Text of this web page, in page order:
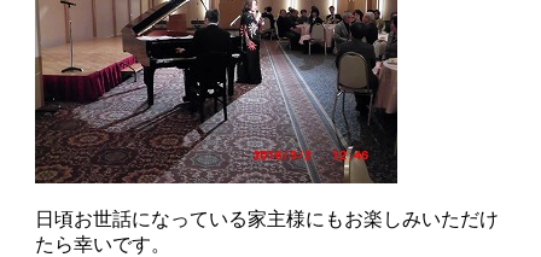
日頃お世話になっている家主様にもお楽しみいただけ
たら幸いです。